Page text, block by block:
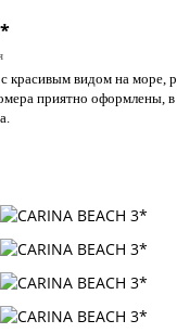
красивым видом на море,
приятно оформлены, в